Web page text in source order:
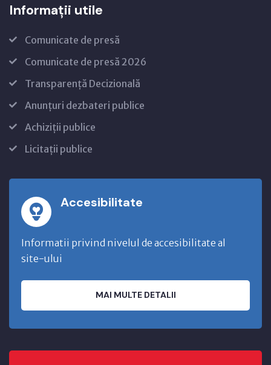
Informații utile
Comunicate de presă
Comunicate de presă 2026
Transparență Decizională
Anunțuri dezbateri publice
Achiziții publice
Licitații publice
Accesibilitate
Informatii privind nivelul de accesibilitate al
site-ului
MAI MULTE DETALII